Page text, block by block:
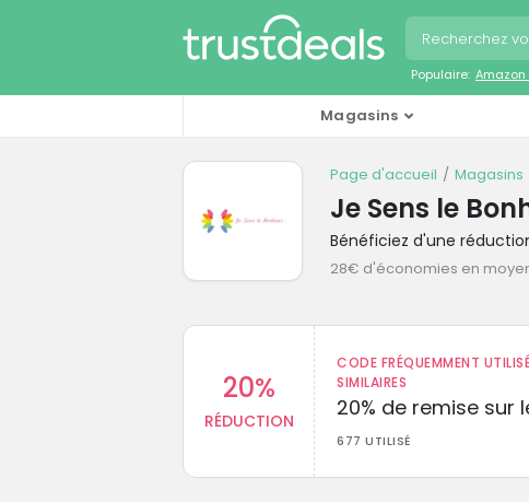
Populaire:
Magasins
Page d'accueil Magasins
Je Sens le
Bénéficiez d'une
28€ d'économies en
20%
RÉDUCTION
CODE FRÉQUEMMENT
SIMILAIRES
20% de remise sur
677 UTILISÉ